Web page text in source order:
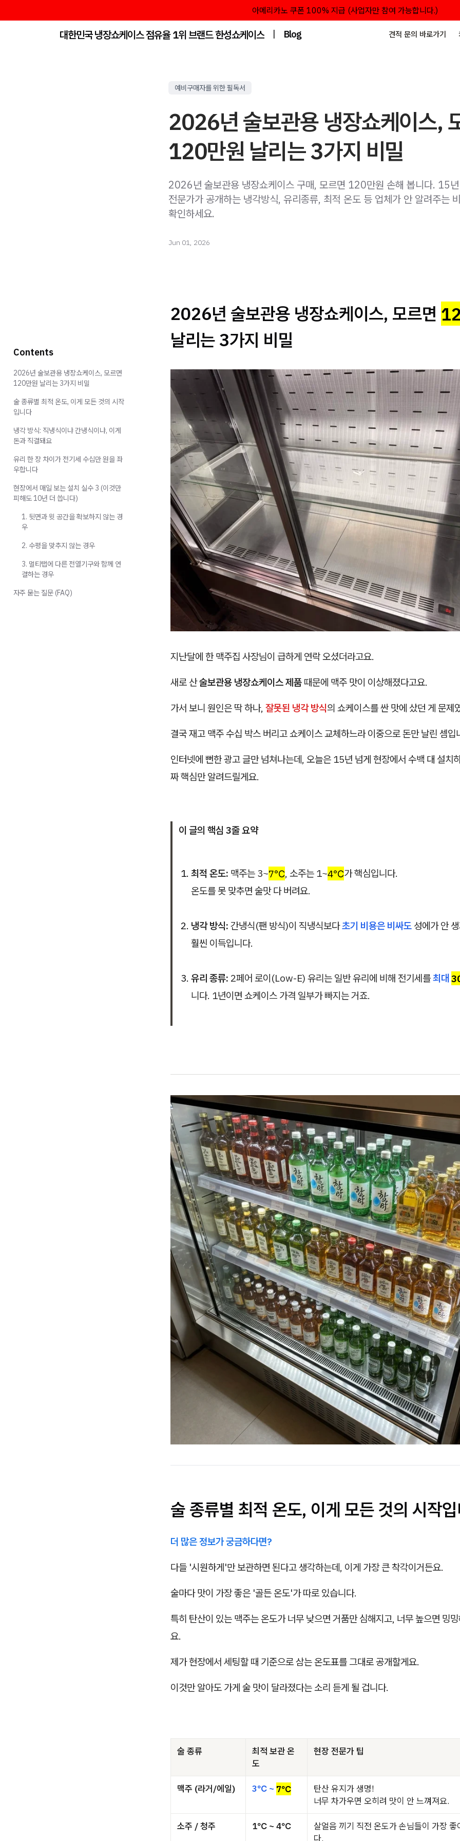
아메리카노 쿠폰 100% 지급 (사업자만 참여 가능합니다.)
대한민국 냉장쇼케이스 점유율 1위 브랜드 한성쇼케이스 | Blog 견적 문의 바로가기
예비구매자를 위한 필독서
2026년 술보관용 냉장쇼케이스,
120만원 날리는 3가지 비밀
2026년 술보관용 냉장쇼케이스 구매, 모르면 120만원 손해 봅니다. 15
전문가가 공개하는 냉각방식, 유리종류, 최적 온도 등 업체가 안 알려주는
확인하세요.
Jun 01, 2026
2026년 술보관용 냉장쇼케이스, 모르면
날리는 3가지 비밀
지난달에 한 맥주집 사장님이 급하게 연락 오셨더라고요.
새로 산술보관용 냉장쇼케이스 제품 때문에 맥주 맛이 이상해졌다고요.
가서 보니 원인은 딱 하나, 잘못된 냉각 방식의 쇼케이스를 싼 맛에 샀던 게 문제
결국 재고 맥주 수십 박스 버리고 쇼케이스 교체하느라 이중으로 돈만 날린 셈입
인터넷에 뻔한 광고 글만 넘쳐나는데, 오늘은 15년 넘게 현장에서 수백 대 설치
짜 핵심만 알려드릴게요.
이 글의 핵심 3줄 요약
최적 온도: 맥주는 3~7℃, 소주는 1~4℃가 핵심입니다.
온도를 못 맞추면 술맛 다 버려요.
냉각 방식: 간냉식(팬 방식)이 직냉식보다초기 비용은 비싸도 성에가 안
훨씬 이득입니다.
유리 종류: 2페어 로이(Low-E) 유리는 일반 유리에 비해 전기세를최대
니다. 1년이면 쇼케이스 가격 일부가 빠지는 거죠.
술 종류별 최적 온도, 이게 모든 것의 시작
더 많은 정보가 궁금하다면?
다들 '시원하게'만 보관하면 된다고 생각하는데, 이게 가장 큰 착각이거든요.
술마다 맛이 가장 좋은 '골든 온도'가 따로 있습니다.
특히 탄산이 있는 맥주는 온도가 너무 낮으면 거품만 심해지고, 너무 높으면 밍
요.
제가 현장에서 세팅할 때 기준으로 삼는 온도표를 그대로 공개할게요.
이것만 알아도 가게 술 맛이 달라졌다는 소리 듣게 될 겁니다.
술 종류
최적 보관 온
도
현장 전문가 팁
맥주 (라거/에일) 3℃ ~ 7℃
탄산 유지가 생명!
너무 차가우면 오히려 맛이 안 느껴져요.
소주 / 청주 1℃ ~ 4℃
살얼음 끼기 직전 온도가 손님들이 가장
다.
Contents
2026년 술보관용 냉장쇼케이스, 모르면
120만원 날리는 3가지 비밀
술 종류별 최적 온도, 이게 모든 것의 시작
입니다
냉각 방식: 직냉식이냐 간냉식이냐, 이게
돈과 직결돼요
유리 한 장 차이가 전기세 수십만 원을 좌
우합니다
현장에서 매일 보는 설치 실수 3 (이것만
피해도 10년 더 씁니다)
1. 뒷면과 윗 공간을 확보하지 않는 경
우
2. 수평을 맞추지 않는 경우
3. 멀티탭에 다른 전열기구와 함께 연
결하는 경우
자주 묻는 질문 (FAQ)